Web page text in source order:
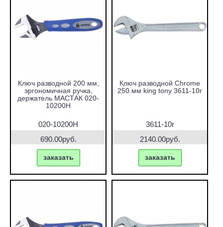
Ключ разводной 200 мм,
эргономичная ручка,
держатель МАСТАК 020-
10200H
020-10200H
690.00руб.
заказать
Ключ разводной Chrome
250 мм king tony 3611-10r
3611-10r
2140.00руб.
заказать